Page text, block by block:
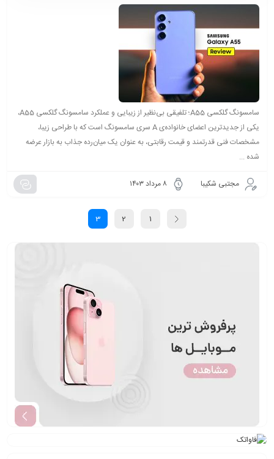
سامسونگ گلکسی A55؛ تلفیقی بی‌نظیر از زیبایی و عملکرد سامسونگ گلکسی A55،
یکی از جدیدترین اعضای خانواده‌ی A سری سامسونگ است که با طراحی زیبا،
مشخصات فنی قدرتمند و قیمت رقابتی، به عنوان یک میان‌رده جذاب به بازار عرضه
شده ...
مجتبی شکیبا ۸ مرداد ۱۴۰۳
1
2
3